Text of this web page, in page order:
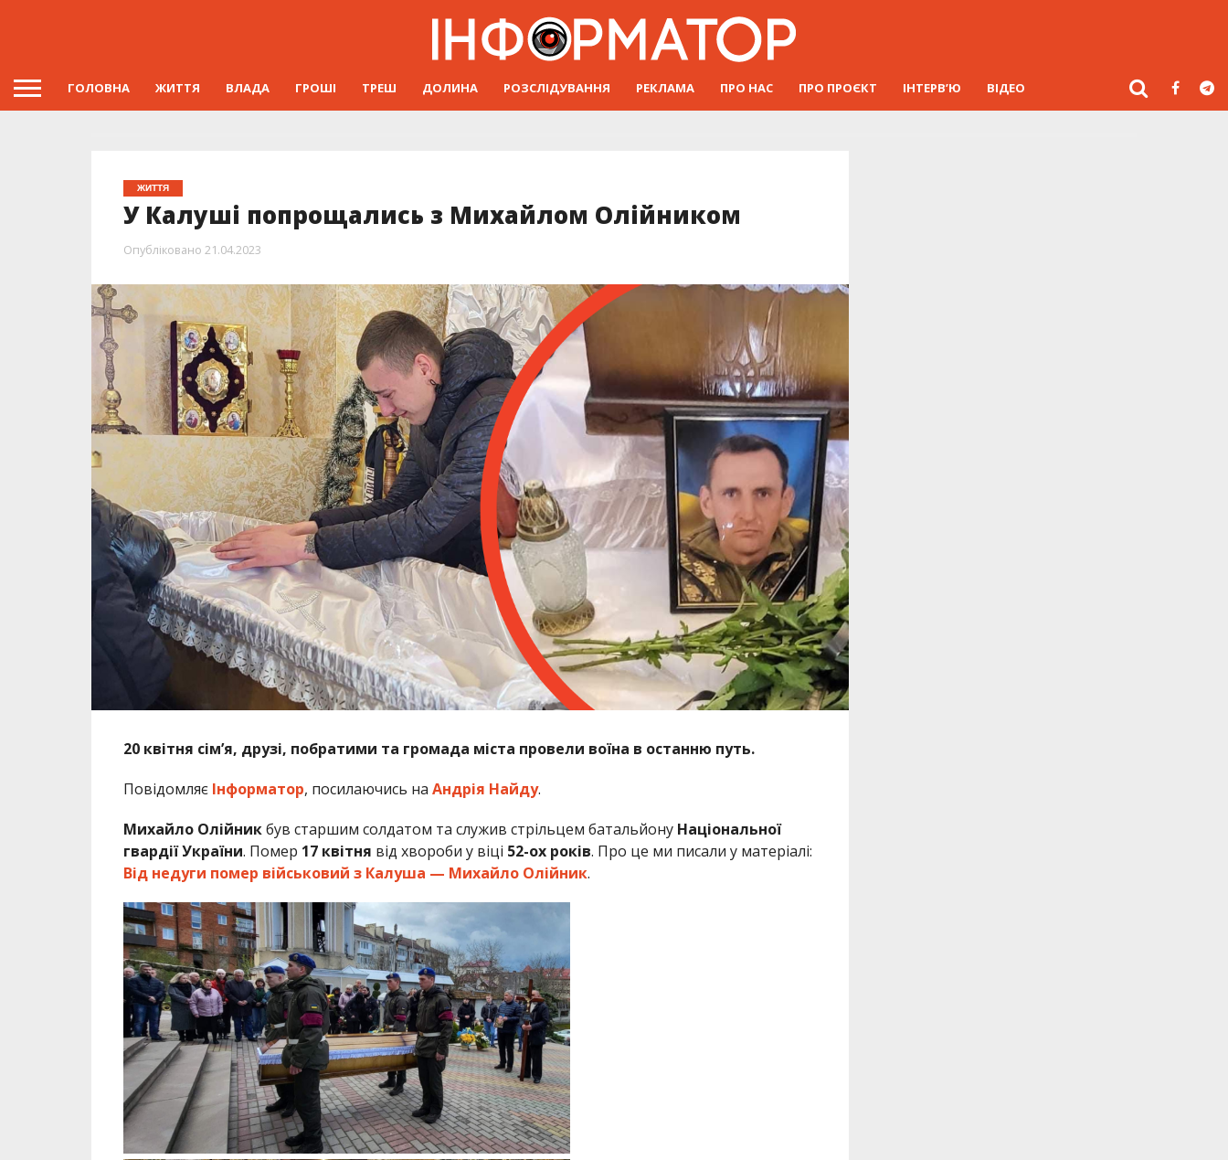
ГОЛОВНА ЖИТТЯ ВЛАДА ГРОШІ ТРЕШ ДОЛИНА РОЗСЛІДУВАННЯ РЕКЛАМА ПРО НАС ПРО ПРОЄКТ ІНТЕРВ’Ю ВІДЕО
ЖИТТЯ
У Калуші попрощались з Михайлом Олійником
Опубліковано 21.04.2023
20 квітня сім’я, друзі, побратими та громада міста провели воїна в останню путь.
Повідомляє Інформатор, посилаючись на Андрія Найду.
Михайло Олійникбув старшим солдатом та служив стрільцем батальйону Національної
гвардіїУкраїни. Помер 17 квітня від хвороби у віці 52-ох років. Про це ми писали у матеріалі:
Від недуги помер військовий з Калуша — Михайло Олійник.